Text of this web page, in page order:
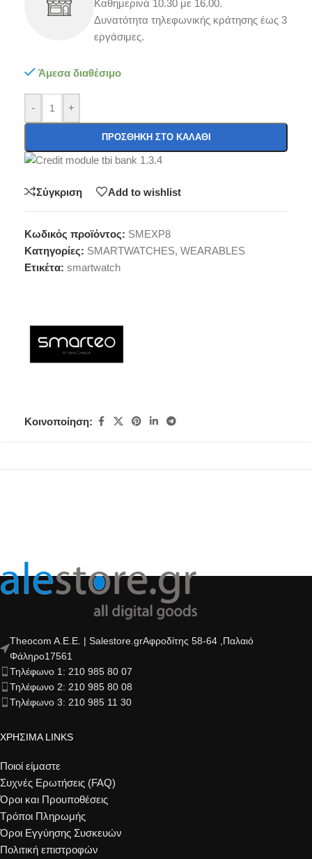
Καθημερινά 10.30 με 16.00.
Δυνατότητα τηλεφωνικής κράτησης έως 3
εργάσιμες.
Άμεσα διαθέσιμο
- +
ΠΡΟΣΘΉΚΗ ΣΤΟ ΚΑΛΆΘΙ
Σύγκριση Add to wishlist
Κωδικός προϊόντος: SMEXP8
Κατηγορίες: SMARTWATCHES, WEARABLES
Ετικέτα: smartwatch
Κοινοποίηση:
Theocom A.E.E. | Salestore.grΑφροδίτης 58-64 ,Παλαιό
Φάληρο17561
Τηλέφωνο 1: 210 985 80 07
Τηλέφωνο 2: 210 985 80 08
Τηλέφωνο 3: 210 985 11 30
ΧΡΗΣΙΜΑ LINKS
Ποιοί είμαστε
Συχνές Ερωτήσεις (FAQ)
Όροι και Προυποθέσεις
Τρόποι Πληρωμής
Όροι Εγγύησης Συσκευών
Πολιτική επιστροφών